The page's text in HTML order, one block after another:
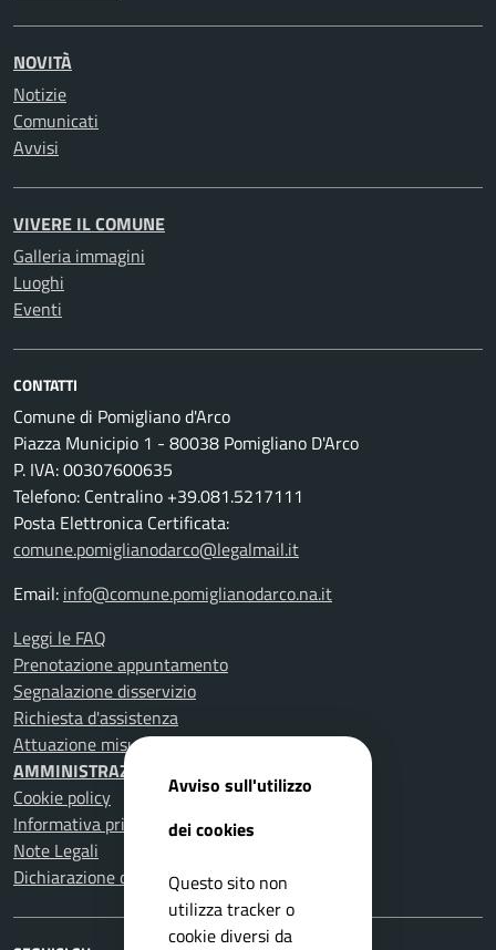
NOVITÀ
Notizie
Comunicati
Avvisi
VIVERE IL COMUNE
Galleria immagini
Luoghi
Eventi
CONTATTI
Comune di Pomigliano d'Arco
Piazza Municipio 1 - 80038 Pomigliano D'Arco
P. IVA: 00307600635
Telefono: Centralino +39.081.5217111
Posta Elettronica Certificata:
comune.pomiglianodarco@legalmail.it
Email: info@comune.pomiglianodarco.na.it
Leggi le FAQ
Prenotazione appuntamento
Segnalazione disservizio
Richiesta d'assistenza
Attuazione misure PNRR
AMMINISTRAZIONE TRASPARENTE
Cookie policy
Informativa privacy
Note Legali
Dichiarazione di accessibilità
Avviso sull'utilizzo
dei cookies
Questo sito non
utilizza tracker o
cookie diversi da